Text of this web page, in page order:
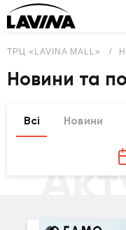
ТРЦ «LAVINA MALL»
Новини та
Всі Новини